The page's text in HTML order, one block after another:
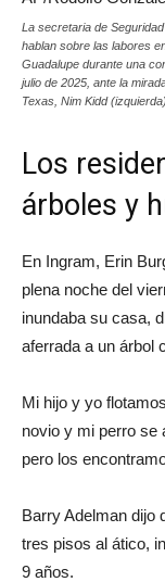
La secretaria de
hablan sobre las labores
Guadalupe durante una
julio de 2025, ante la
Texas, Nim Kidd
Los
árboles y
En Ingram, Erin
plena noche del
inundaba su casa,
aferrada a un árbol
Mi hijo y yo
novio y mi perro se
pero los
Barry Adelman dijo
tres pisos al ático,
9 años.